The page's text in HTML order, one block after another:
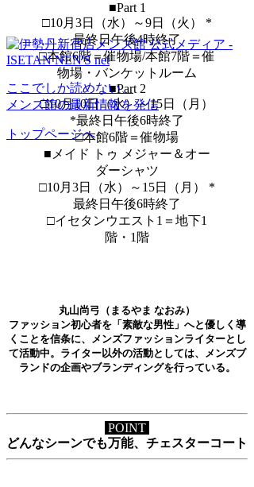
■Part 1
□10月3日（水）～9日（火） *
最終日午後4時終了
□本館6階＝催物場/本館7階＝催
物場・バンケットルーム
■Part 2
□10月10日（水）～15日（月）
*最終日午後6時終了
□本館6階＝催物場
■メイド トゥ メジャー＆オー
ダーシャツ
□10月3日（水）～15日（月） *
最終日午後6時終了
□イセタンウエスト1＝地下1
階・1階
丸山尚弓（まるやま なおみ）
ファッション初心者を「素敵な男性」へと優しく導
くことを信条に、メンズファッションライターとし
て活動中。ライター以外の活動としては、メンズブ
ランドの企画やブランディングを行っている。
POINT
どんなシーンでも万能、チェスターコート
ここでしか読めない、
メンズ館の最新情報を発信
トップページへ